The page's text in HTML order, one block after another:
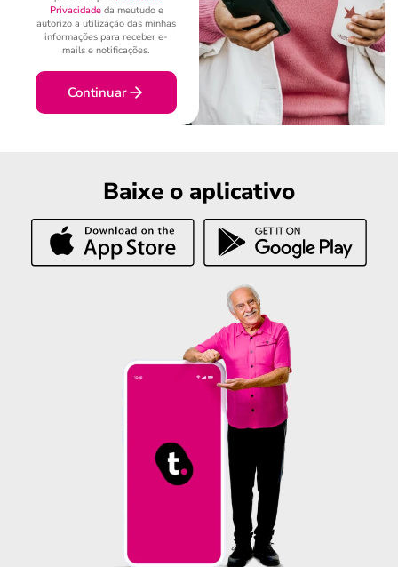
Privacidadeda meutudo e
autorizo a utilização das minhas
informações para receber e-
mails e notificações.
Continuar
Baixe o aplicativo